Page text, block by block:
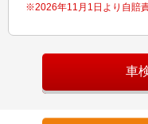
※2026年11月1日より自賠
車